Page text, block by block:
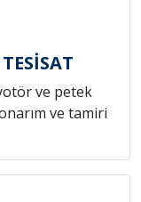
ve petek
ve tamiri